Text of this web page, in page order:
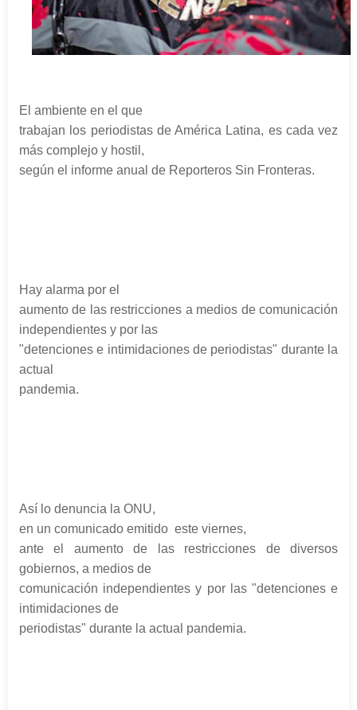
El ambiente en el que
trabajan los periodistas de América Latina, es cada vez
más complejo y hostil,
según el informe anual de Reporteros Sin Fronteras.
Hay alarma por el
aumento de las restricciones a medios de comunicación
independientes y por las
"detenciones e intimidaciones de periodistas" durante la
actual
pandemia.
Así lo denuncia la ONU,
en un comunicado emitido este viernes,
ante el aumento de las restricciones de diversos
gobiernos, a medios de
comunicación independientes y por las "detenciones e
intimidaciones de
periodistas" durante la actual pandemia.